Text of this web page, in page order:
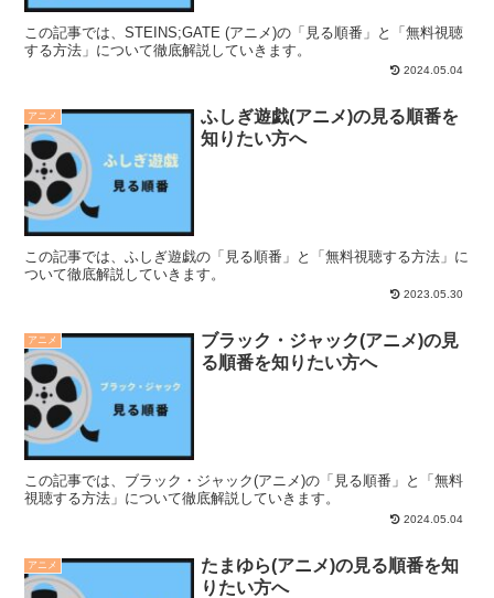
この記事では、STEINS;GATE (アニメ)の「見る順番」と「無料視聴
する方法」について徹底解説していきます。
2024.05.04
アニメ
ふしぎ遊戯(アニメ)の見る順番を
知りたい方へ
この記事では、ふしぎ遊戯の「見る順番」と「無料視聴する方法」に
ついて徹底解説していきます。
2023.05.30
アニメ
ブラック・ジャック(アニメ)の見
る順番を知りたい方へ
この記事では、ブラック・ジャック(アニメ)の「見る順番」と「無料
視聴する方法」について徹底解説していきます。
2024.05.04
アニメ
たまゆら(アニメ)の見る順番を知
りたい方へ